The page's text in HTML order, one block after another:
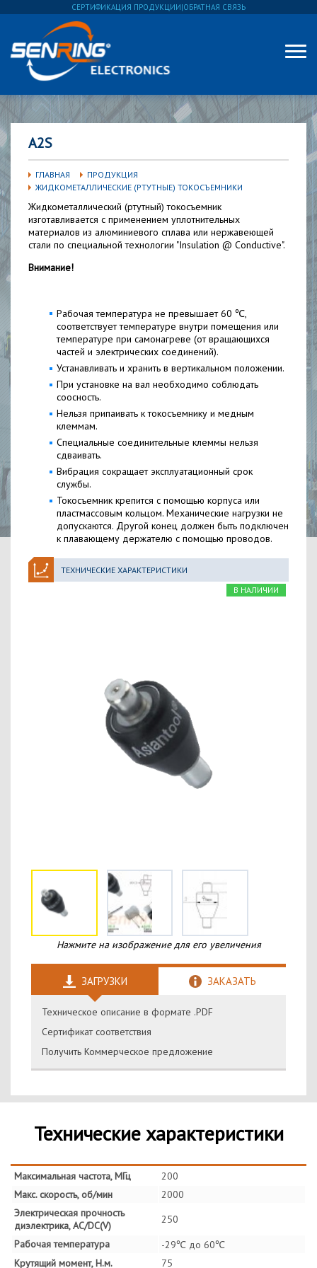
СЕРТИФИКАЦИЯ ПРОДУКЦИИ|ОБРАТНАЯ СВЯЗЬ
A2S
ГЛАВНАЯ
ПРОДУКЦИЯ
ЖИДКОМЕТАЛЛИЧЕСКИЕ (РТУТНЫЕ) ТОКОСЪЕМНИКИ
Жидкометаллический (ртутный) токосъемник
изготавливается с применением уплотнительных
материалов из алюминиевого сплава или нержавеющей
стали по специальной технологии "Insulation @ Conductive".
Внимание!
Рабочая температура не превышает 60 ℃,
соответствует температуре внутри помещения или
температуре при самонагреве (от вращающихся
частей и электрических соединений).
Устанавливать и хранить в вертикальном положении.
При установке на вал необходимо соблюдать
соосность.
Нельзя припаивать к токосъемнику и медным
клеммам.
Специальные соединительные клеммы нельзя
сдваивать.
Вибрация сокращает эксплуатационный срок
службы.
Токосъемник крепится с помощью корпуса или
пластмассовым кольцом. Механические нагрузки не
допускаются. Другой конец должен быть подключен
к плавающему держателю с помощью проводов.
ТЕХНИЧЕСКИЕ ХАРАКТЕРИСТИКИ
В НАЛИЧИИ
Нажмите на изображение для его увеличения
ЗАГРУЗКИ ЗАКАЗАТЬ
Техническое описание в формате .PDF
Сертификат соответствия
Получить Коммерческое предложение
Технические характеристики
Максимальная частота, МГц
200
Макс. скорость, об/мин
2000
Электрическая прочность
диэлектрика, AC/DC(V)
250
Рабочая температура
-29℃ до 60℃
Крутящий момент, Н.м.
75